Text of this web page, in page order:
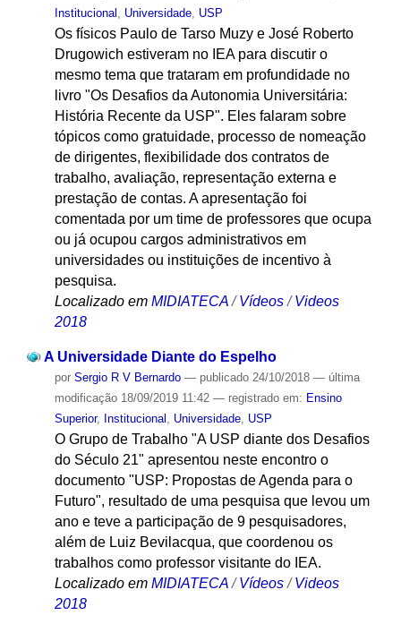
Institucional
Universidade, USP
Os físicos Paulo de Tarso Muzy e José Roberto
Drugowich estiveram no IEA para discutir o
mesmo tema que trataram em profundidade no
livro "Os Desafios da Autonomia Universitária:
História Recente da USP". Eles falaram sobre
tópicos como gratuidade, processo de nomeação
de dirigentes, flexibilidade dos contratos de
trabalho, avaliação, representação externa e
prestação de contas. A apresentação foi
comentada por um time de professores que ocupa
ou já ocupou cargos administrativos em
universidades ou instituições de incentivo à
pesquisa.
Localizado em MIDIATECA /Vídeos /Videos
2018
A Universidade Diante do Espelho
por Sergio R V Bernardo — publicado24/10/2018 — última
modificação18/09/2019 11:42 — registrado em: Ensino
Superior, Institucional Universidade, USP
O Grupo de Trabalho "A USP diante dos Desafios
do Século 21" apresentou neste encontro o
documento "USP: Propostas de Agenda para o
Futuro", resultado de uma pesquisa que levou um
ano e teve a participação de 9 pesquisadores,
além de Luiz Bevilacqua, que coordenou os
trabalhos como professor visitante do IEA.
Localizado em MIDIATECA /Vídeos /Videos
2018